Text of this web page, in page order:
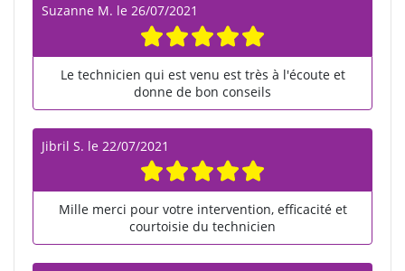
Suzanne M. le 26/07/2021
Le technicien qui est venu est très à l'écoute et
donne de bon conseils
Jibril S. le 22/07/2021
Mille merci pour votre intervention, efficacité et
courtoisie du technicien